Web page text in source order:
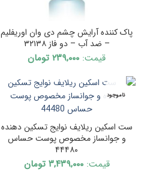
پاک کننده آرایش چشم دی وان اوریفلیم
– ضد آب – دو فاز ۳۲۱۳۸
قیمت: ۲۳۹,۰۰۰ تومان
ناموجود
ست اسکین ریلایف نوایج تسکین دهنده
و جوانساز مخصوص پوست حساس
۴۴۴۸۰
قیمت:۳,۴۳۹,۰۰۰ تومان